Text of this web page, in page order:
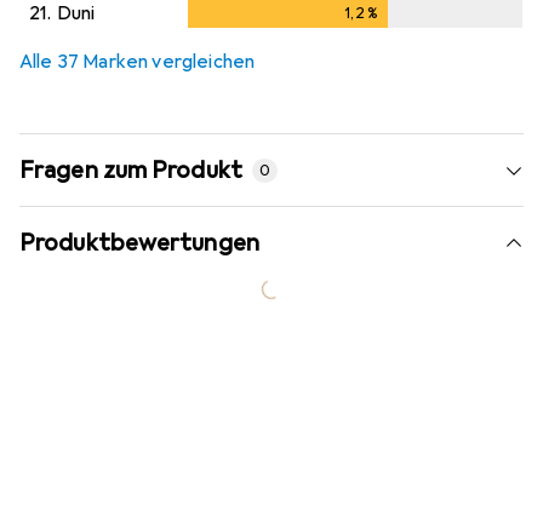
21. Duni 1,2%
Alle 37 Marken vergleichen
Fragen zum Produkt 0
Produktbewertungen